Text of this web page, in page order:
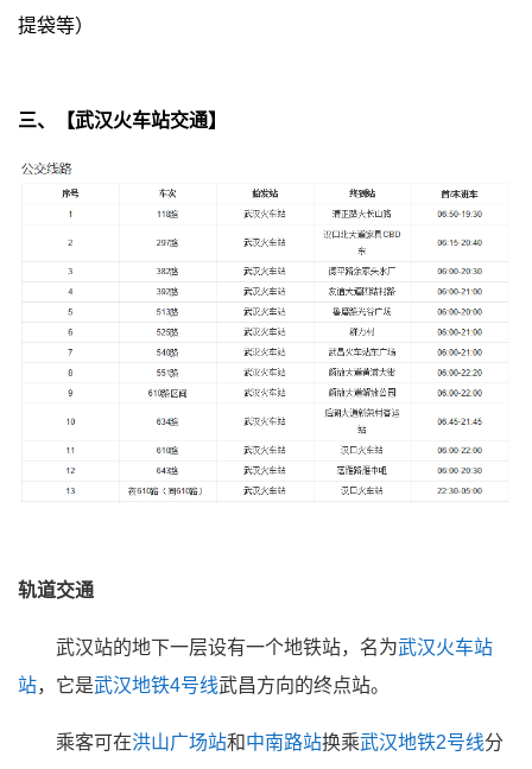
提袋等）
三、【武汉火车站交通】
轨道交通
武汉站的地下一层设有一个地铁站，名为武汉火车站
站，它是武汉地铁4号线武昌方向的终点站。
乘客可在洪山广场站和中南路站换乘武汉地铁2号线分